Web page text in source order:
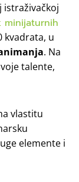
istraživačkoj
kvadrata, u
. Na
talente,
vlastitu
elemente i